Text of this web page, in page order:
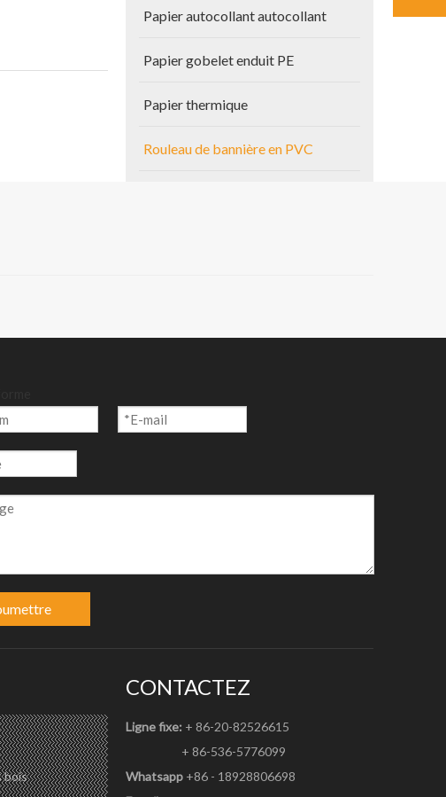
Papier autocollant autocollant
Papier gobelet enduit PE
Papier thermique
Rouleau de bannière en PVC
bois
CONTACTEZ
Ligne fixe: + 86-20-82526615
+ 86-536-5776099
Whatsapp +86 - 18928806698